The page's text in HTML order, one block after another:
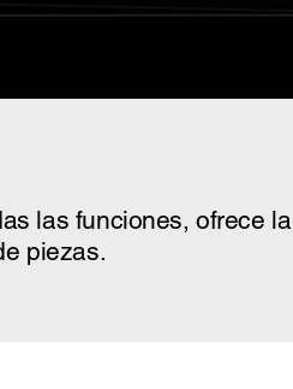
las funciones, ofrece la
piezas.